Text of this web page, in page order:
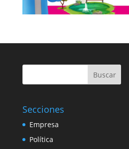
Buscar
Secciones
Empresa
Política